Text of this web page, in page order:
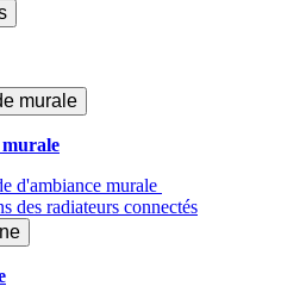
murale
d'ambiance murale
des radiateurs connectés